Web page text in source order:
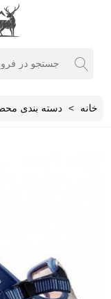
خانه > دسته بندی